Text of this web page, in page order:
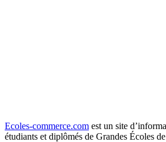
Ecoles-commerce.com est un site
étudiants et diplômés de Grandes Écoles